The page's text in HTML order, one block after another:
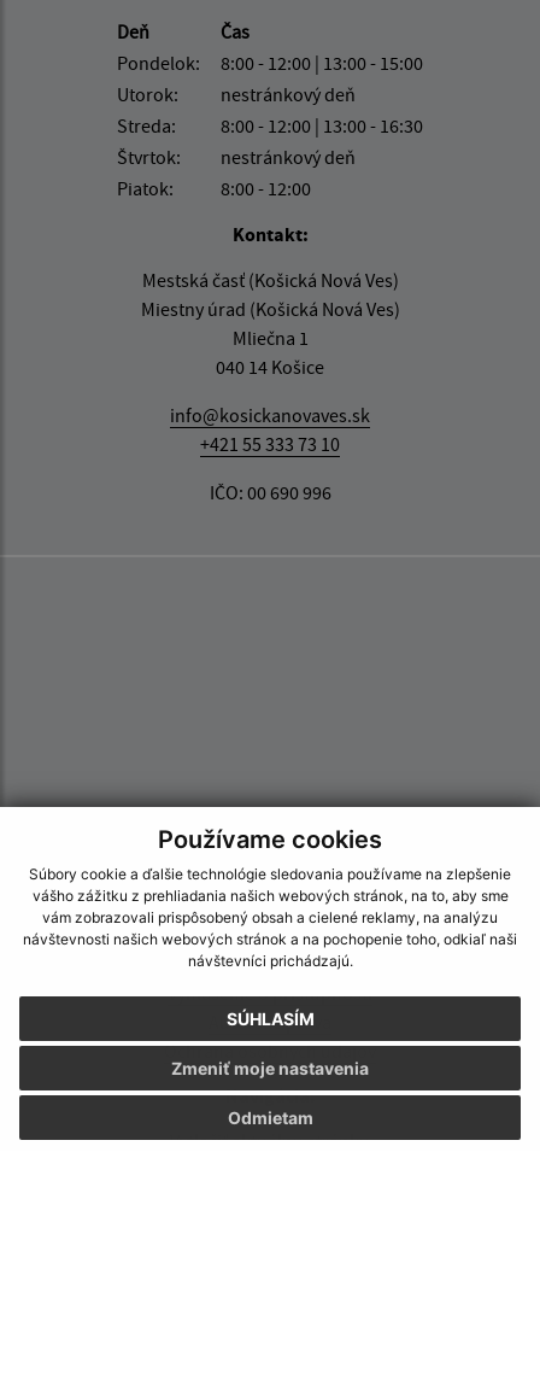
Používame cookies
Súbory cookie a ďalšie technológie sledovania používame na zlepšenie
vášho zážitku z prehliadania našich webových stránok, na to, aby sme
vám zobrazovali prispôsobený obsah a cielené reklamy, na analýzu
návštevnosti našich webových stránok a na pochopenie toho, odkiaľ naši
návštevníci prichádzajú.
SÚHLASÍM
Odmietam
Zmeniť moje nastavenia
Deň
Čas
Pondelok:
8:00 - 12:00 | 13:00 - 15:00
Utorok:
nestránkový deň
Streda:
8:00 - 12:00 | 13:00 - 16:30
Štvrtok:
nestránkový deň
Piatok:
8:00 - 12:00
Kontakt:
Mestská časť (Košická Nová Ves)
Miestny úrad (Košická Nová Ves)
Mliečna 1
040 14 Košice
info@kosickanovaves.sk
+421 55 333 73 10
IČO: 00 690 996
Informácie o stránke:
Vyhlásenie o prístupnosti
Autorské práva
Ochrana osobných údajov
Navigácia:
Vytlačiť aktuálnu stránku